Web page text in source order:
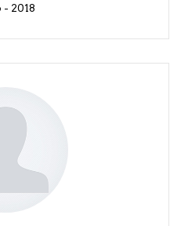
- 2018
Show
non solo film".